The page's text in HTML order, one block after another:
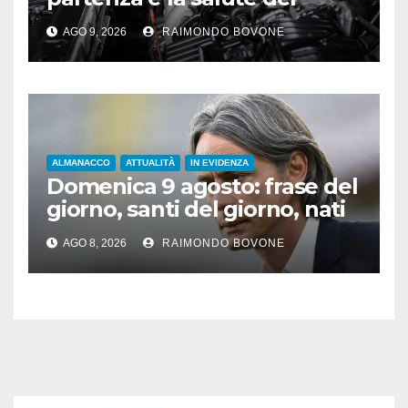
motore sotto il sole
AGO 9, 2026 RAIMONDO BOVONE
ALMANACCO ATTUALITÀ IN EVIDENZA
Domenica 9 agosto: frase del
giorno, santi del giorno, nati
famosi, accadde oggi
AGO 8, 2026 RAIMONDO BOVONE